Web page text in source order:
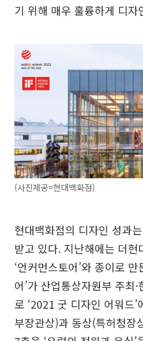
기 위해 매우 훌륭하게 디자
(사진제공=현대백화점)
현대백화점의 디자인 성과
받고 있다. 지난해에는 더현
‘언커먼스토어’와 종이로
어’가 산업통상자원부 주최
로 ‘2021 굿 디자인 어워드
부장관상)과 동상(특허청장